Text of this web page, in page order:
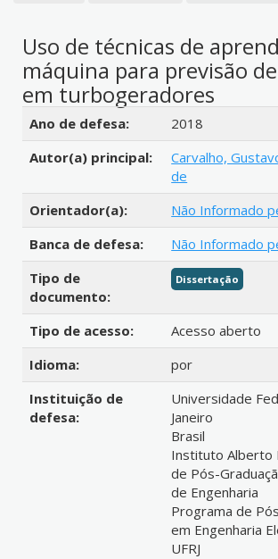
Uso de técnicas de
máquina para previsão
em turbogeradores
Detalhes bibliográficos
Ano de defesa:
2018
Autor(a) principal:
Carvalho,
de
Orientador(a):
Não Informado
Banca de defesa:
Não Informado
Tipo de
documento:
Dissertação
Tipo de acesso:
Acesso aberto
Idioma:
por
Instituição de
defesa:
Universidade
Janeiro
Brasil
Instituto Alberto
de Pós-
de Engenharia
Programa de
em Engenharia
UFRJ